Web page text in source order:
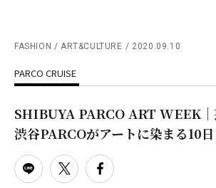
ニュース
特集
TAX FREE
DELIVERY SERVICES
ภาษาไทย
日本語
FASHION / ART&CULTURE 2020.09.10
PARCO CRUISE
SHIBUYA PARCO ART WEEK｜
渋谷PARCOがアートに染まる10日